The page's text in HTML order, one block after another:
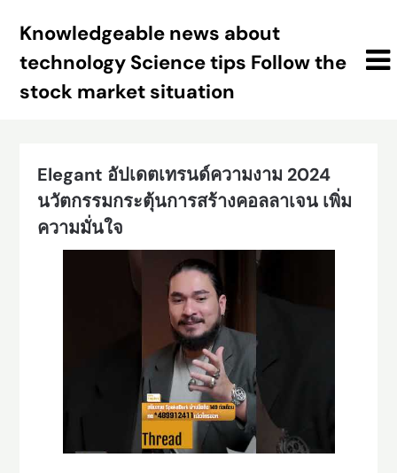
Knowledgeable news about
technology Science tips Follow the
stock market situation
Elegant อัปเดตเทรนด์ความงาม 2024
นวัตกรรมกระตุ้นการสร้างคอลลาเจน เพิ่ม
ความมั่นใจ